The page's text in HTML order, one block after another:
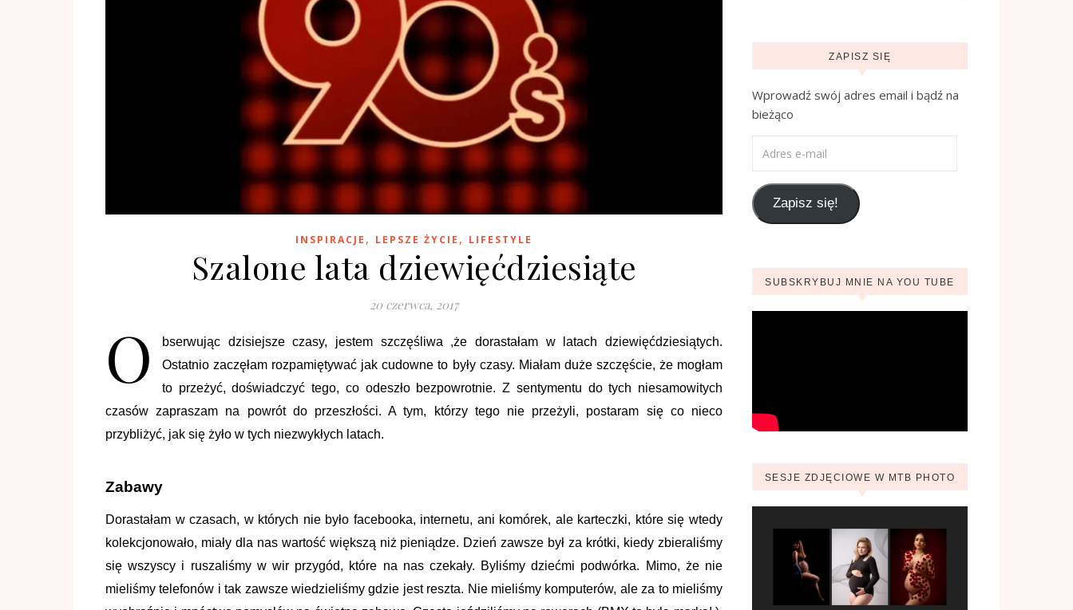
INSPIRACJE , LEPSZE ŻYCIE , LIFESTYLE
Szalone lata dziewięćdziesiąte
20 czerwca, 2017
O
bserwując dzisiejsze czasy, jestem szczęśliwa ,że dorastałam w latach dziewięćdziesiątych.
Ostatnio zaczęłam rozpamiętywać jak cudowne to były czasy. Miałam duże szczęście, że mogłam
to przeżyć, doświadczyć tego, co odeszło bezpowrotnie. Z sentymentu do tych niesamowitych
czasów zapraszam na powrót do przeszłości. A tym, którzy tego nie przeżyli, postaram się co nieco
przybliżyć, jak się żyło w tych niezwykłych latach.
Zabawy
Dorastałam w czasach, w których nie było facebooka, internetu, ani komórek, ale karteczki, które się wtedy
kolekcjonowało, miały dla nas wartość większą niż pieniądze. Dzień zawsze był za krótki, kiedy zbieraliśmy
się wszyscy i ruszaliśmy w wir przygód, które na nas czekały. Byliśmy dziećmi podwórka. Mimo, że nie
mieliśmy telefonów i tak zawsze wiedzieliśmy gdzie jest reszta. Nie mieliśmy komputerów, ale za to mieliśmy
ZAPISZ SIĘ
Wprowadź swój adres email i bądź na
bieżąco
Zapisz się!
SUBSKRYBUJ MNIE NA YOU TUBE
SESJE ZDJĘCIOWE W MTB PHOTO